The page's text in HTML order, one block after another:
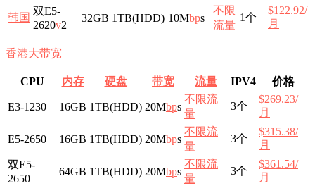
韩国
双E5-
2620v2
32GB 1TB(HDD) 10Mbps
不限
流量
1个
$122.92/
月
香港大带宽
CPU 内存 硬盘 带宽 流量 IPV4 价格
E3-1230 16GB 1TB(HDD) 20Mbps
不限流
量
3个
$269.23/
月
E5-2650 16GB 1TB(HDD) 20Mbps
不限流
量
3个
$315.38/
月
双E5-
2650
64GB 1TB(HDD) 20Mbps
不限流
量
3个
$361.54/
月